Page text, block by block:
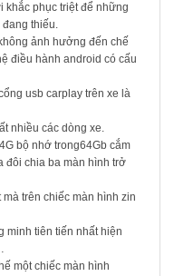
khắc phục triệt để những
đang thiếu.
ảnh hưởng đến chế
điều hành android có cấu
usb carplay trên xe là
nhiều các dòng xe.
bộ nhớ trong64Gb cắm
đôi chia ba màn hình trở
trên chiếc màn hình zin
minh tiên tiến nhất hiện
một chiếc màn hình